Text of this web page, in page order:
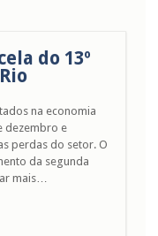
do 13º
na economia
dezembro e
perdas do setor. O
da segunda
mais…